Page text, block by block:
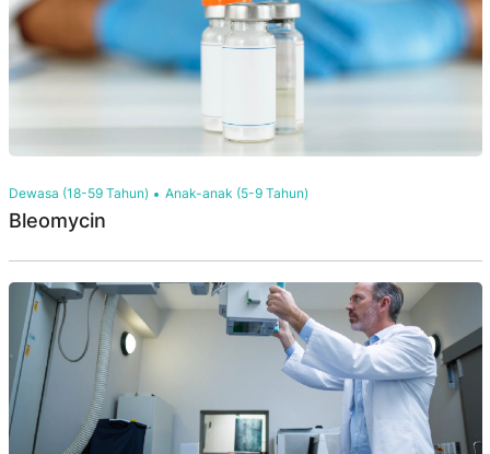
Dewasa (18-59 Tahun) Anak-anak (5-9 Tahun)
Bleomycin